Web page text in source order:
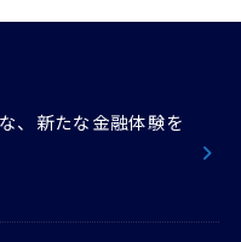
、新たな金融体験を